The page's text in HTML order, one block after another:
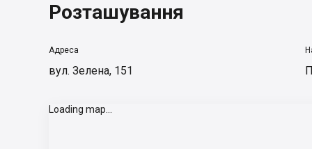
Розташування
Адреса
вул. Зелена, 151
Loading map...